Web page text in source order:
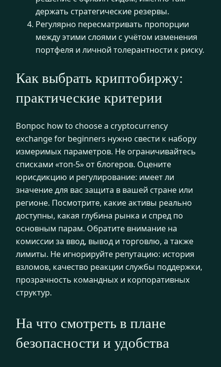
держать стратегические резервы.
Регулярно пересматривать пропорции
между этими слоями с учётом изменения
портфеля и личной толерантности к риску.
Как выбрать криптобиржу:
практические критерии
Вопрос how to choose a cryptocurrency
exchange for beginners нужно свести к набору
измеримых параметров. Не ограничивайтесь
списками «топ-5» от блогеров. Оцените
юрисдикцию и регулирование: имеет ли
значение для вас защита в вашей стране или
регионе. Посмотрите, какие активы реально
доступны, какая глубина рынка и спред по
основным парам. Обратите внимание на
комиссии за ввод, вывод и торговлю, а также
лимиты. Не игнорируйте репутацию: история
взломов, качество реакции службы поддержки,
прозрачность командных и корпоративных
структур.
На что смотреть в плане
безопасности и удобства